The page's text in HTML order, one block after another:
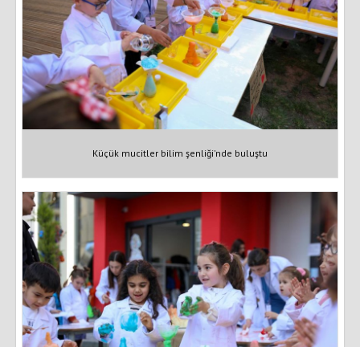
Küçük mucitler bilim şenliği'nde buluştu